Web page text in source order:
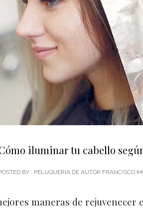
iluminar tu cabello
BY : PELUQUERÍA DE AUTOR FRANCISCO
maneras de